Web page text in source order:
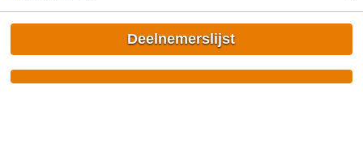
Deelnemerslijst